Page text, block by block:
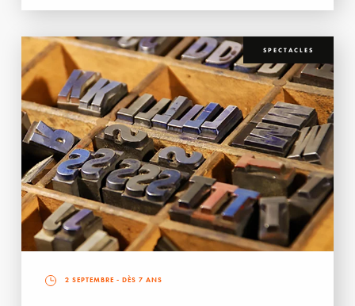
SPECTACLES
2 SEPTEMBRE - DÈS 7 ANS